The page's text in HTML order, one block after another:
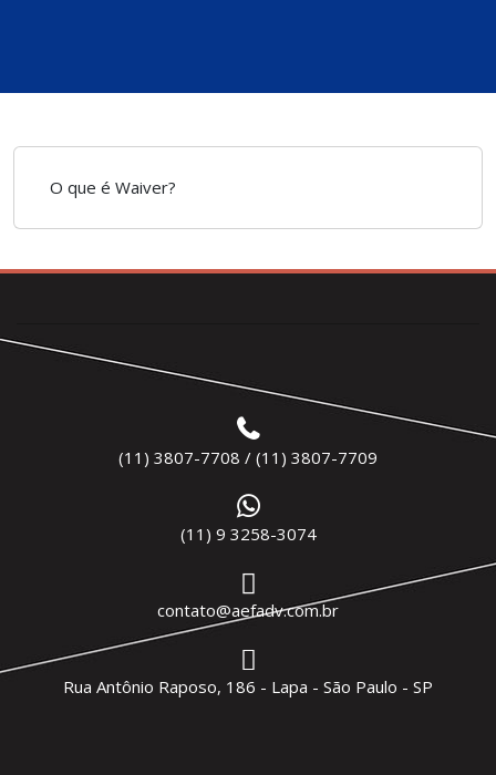
O que é Waiver?
(11) 3807-7708 / (11) 3807-7709
(11) 9 3258-3074
contato@aefadv.com.br
Rua Antônio Raposo, 186 - Lapa - São Paulo - SP